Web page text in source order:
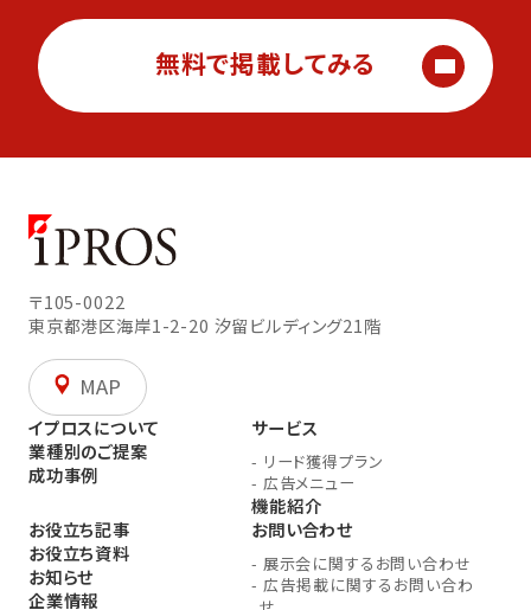
無料で掲載してみる
〒105-0022
東京都港区海岸1-2-20 汐留ビルディング21階
MAP
イプロスについて
業種別のご提案
成功事例
サービス
- リード獲得プラン
- 広告メニュー
機能紹介
お役立ち記事
お役立ち資料
お知らせ
企業情報
お問い合わせ
- 展示会に関するお問い合わせ
- 広告掲載に関するお問い合わ
せ